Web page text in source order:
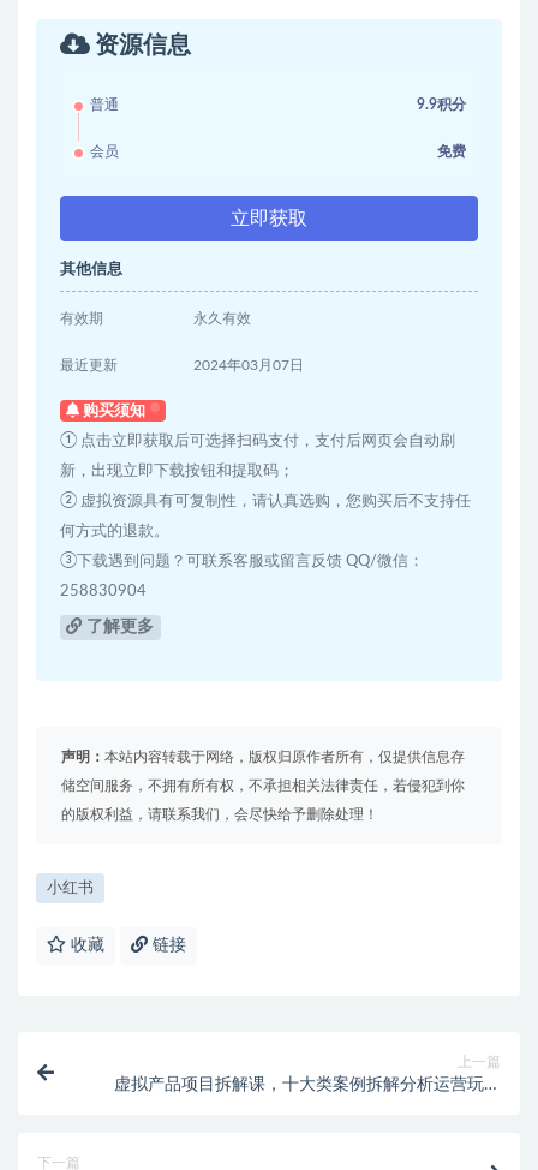
资源信息
普通 9.9积分
会员 免费
立即获取
其他信息
有效期 永久有效
最近更新 2024年03月07日
购买须知
① 点击立即获取后可选择扫码支付，支付后网页会自动刷
新，出现立即下载按钮和提取码；
② 虚拟资源具有可复制性，请认真选购，您购买后不支持任
何方式的退款。
③下载遇到问题？可联系客服或留言反馈 QQ/微信：
258830904
了解更多
声明： 本站内容转载于网络，版权归原作者所有，仅提供信息存
储空间服务，不拥有所有权，不承担相关法律责任，若侵犯到你
的版权利益，请联系我们，会尽快给予删除处理！
小红书
收藏 链接
上一篇
虚拟产品项目拆解课，十大类案例拆解分析运营玩法
下一篇